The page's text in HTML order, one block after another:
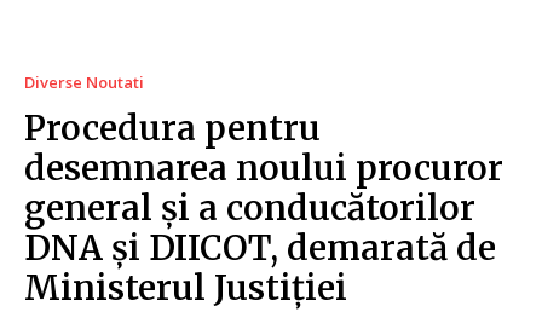
Diverse Noutati
Procedura pentru
desemnarea noului procuror
general și a conducătorilor
DNA și DIICOT, demarată de
Ministerul Justiției